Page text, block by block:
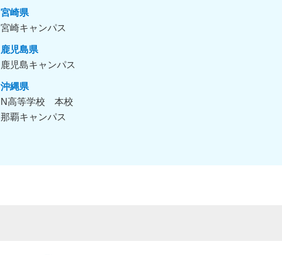
宮崎県
宮崎キャンパス
鹿児島県
鹿児島キャンパス
沖縄県
N高等学校 本校
那覇キャンパス